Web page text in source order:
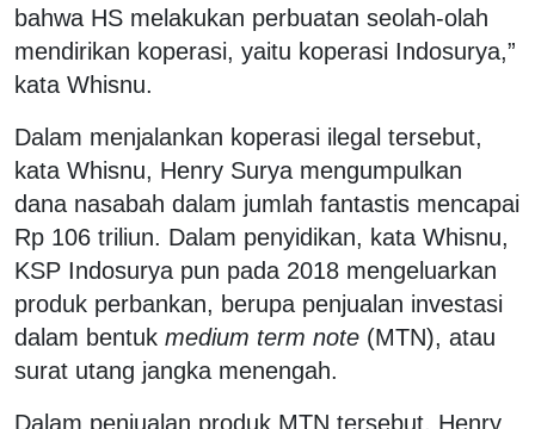
bahwa HS melakukan perbuatan seolah-olah
mendirikan koperasi, yaitu koperasi Indosurya,”
kata Whisnu.
Dalam menjalankan koperasi ilegal tersebut,
kata Whisnu, Henry Surya mengumpulkan
dana nasabah dalam jumlah fantastis mencapai
Rp 106 triliun. Dalam penyidikan, kata Whisnu,
KSP Indosurya pun pada 2018 mengeluarkan
produk perbankan, berupa penjualan investasi
dalam bentuk medium term note (MTN), atau
surat utang jangka menengah.
Dalam penjualan produk MTN tersebut, Henry